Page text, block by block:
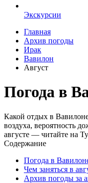
Экскурсии
Главная
Архив погоды
Ирак
Вавилон
Август
Погода в
Какой отдых в
воздуха, вероятность
августе — читайте на
Содержание
Погода в
Чем заняться в
Архив погоды за